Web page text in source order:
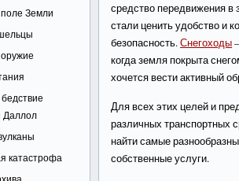
Земли
Даллол
катастрофа
средство передвижения
стали ценить удобство и
безопасность.Снегоходы
когда земля покрыта
хочется вести активный
Для всех этих целей и
различных транспортных
найти самые
собственные услуги.